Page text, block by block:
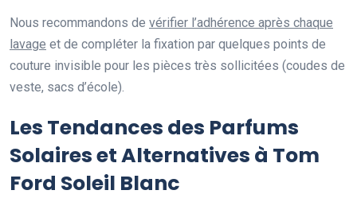
Nous recommandons de vérifier l’adhérence après chaque
lavage et de compléter la fixation par quelques points de
couture invisible pour les pièces très sollicitées (coudes de
veste, sacs d’école).
Les Tendances des Parfums
Solaires et Alternatives à Tom
Ford Soleil Blanc